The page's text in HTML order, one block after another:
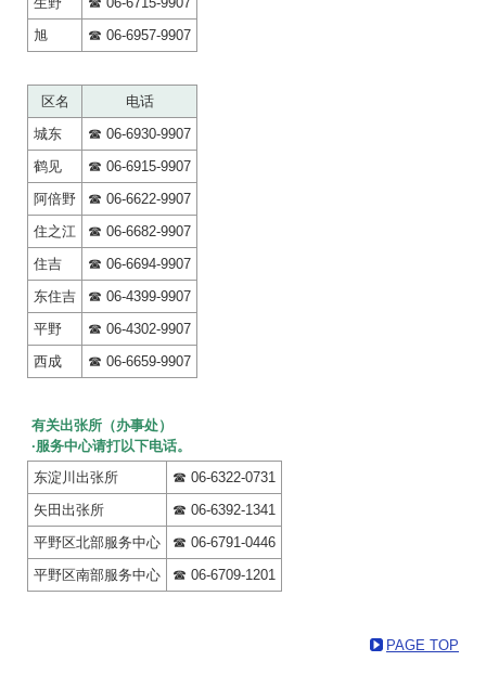
旭
☎ 06-6957-9907
区名
电话
城东
☎ 06-6930-9907
鹤见
☎ 06-6915-9907
阿倍野
☎ 06-6622-9907
住之江
☎ 06-6682-9907
住吉
☎ 06-6694-9907
东住吉
☎ 06-4399-9907
平野
☎ 06-4302-9907
西成
☎ 06-6659-9907
有关出张所（办事处）
·服务中心请打以下电话。
东淀川出张所
☎ 06-6322-0731
矢田出张所
☎ 06-6392-1341
平野区北部服务中心
☎ 06-6791-0446
平野区南部服务中心
☎ 06-6709-1201
PAGE TOP